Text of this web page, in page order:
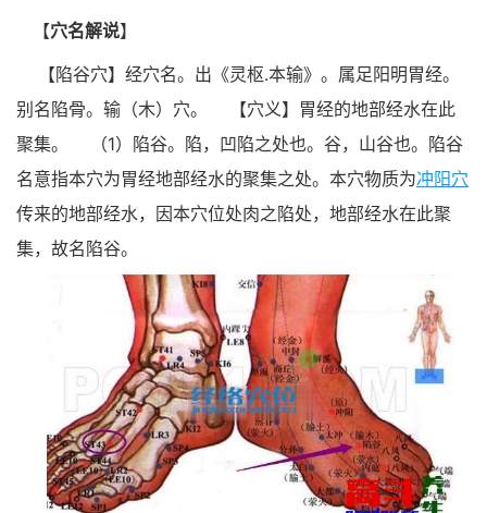
【穴名解说】
【陷谷穴】经穴名。出《灵枢.本输》。属足阳明胃经。
别名陷骨。输（木）穴。
【穴义】胃经的地部经水在此
聚集。
（1）陷谷。陷，凹陷之处也。谷，山谷也。陷谷
名意指本穴为胃经地部经水的聚集之处。本穴物质为冲阳穴
传来的地部经水，因本穴位处肉之陷处，地部经水在此聚
集，故名陷谷。